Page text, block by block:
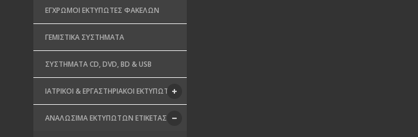
ΈΓΧΡΩΜΟΙ ΕΚΤΥΠΩΤΈΣ ΦΑΚΈΛΩΝ
ΓΕΜΙΣΤΙΚΆ ΣΥΣΤΉΜΑΤΑ
ΣΥΣΤΉΜΑΤΑ CD, DVD, BD & USB
ΙΑΤΡΙΚΟΊ & ΕΡΓΑΣΤΗΡΙΑΚΟΊ ΕΚΤΥΠΩΤΈΣ
ΑΝΑΛΏΣΙΜΑ ΕΚΤΥΠΩΤΏΝ ΕΤΙΚΈΤΑΣ